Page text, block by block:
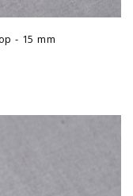
- 15 mm